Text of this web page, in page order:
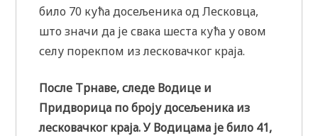
било 70 кућа досељеника од Лесковца,
што значи да је свака шеста кућа у овом
селу порекпом из лесковачког краја.
После Трнаве, следе Водице и
Придворица по броју досељеника из
лесковачког краја. У Водицама је било 41,